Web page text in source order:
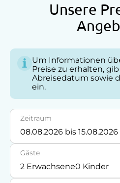
Anfahrtsmöglichkeiten
Auto
Bus
Überweisung / SEPA
Vor Ort gesprochene
Deutsch
Unsere
Um Informationen
Preise zu erhalten,
Abreisedatum sowie
ein.
Zeitraum
Gäste
2 Erwachsene0 Kinder